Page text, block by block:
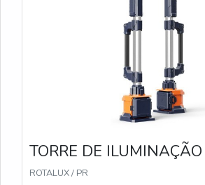
de longa duração. TL-400 Com
de 17.000 lumens e alcance de
100 horas no modo Eco.
TORRE DE
ROTALUX / PR